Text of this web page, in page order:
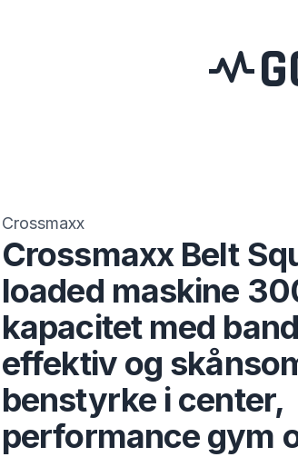
Crossmaxx
Crossmaxx Belt
loaded maskine
kapacitet med
effektiv og
benstyrke i center,
performance gym